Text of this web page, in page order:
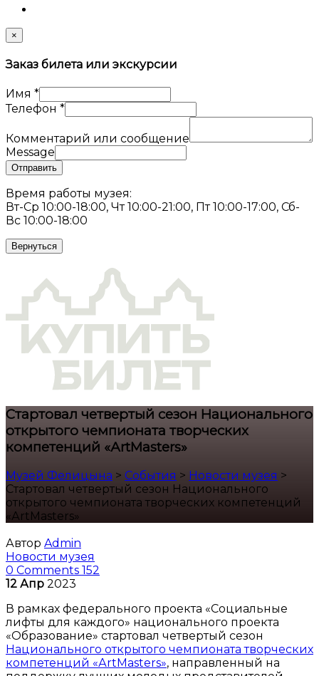
×
Заказ билета или экскурсии
Имя *
Телефон *
Комментарий или сообщение
Message
Отправить
Время работы музея:
Вт-Ср 10:00-18:00, Чт 10:00-21:00, Пт 10:00-17:00, Сб-
Вс 10:00-18:00
Вернуться
Cтартовал четвертый сезон Национального
открытого чемпионата творческих
компетенций «АrtMasters»
Музей Фелицына > События > Новости музея >
Cтартовал четвертый сезон Национального
открытого чемпионата творческих компетенций
«АrtMasters»
Автор Admin
Новости музея
0 Comments 152
12 Апр 2023
В рамках федерального проекта «Социальные
лифты для каждого» национального проекта
«Образование» стартовал четвертый сезон
Национального открытого чемпионата творческих
компетенций «АrtMasters», направленный на